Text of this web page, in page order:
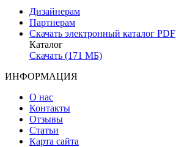
Дизайнерам
Партнерам
Скачать электронный каталог PDF
Каталог
Скачать (171 МБ)
ИНФОРМАЦИЯ
О нас
Контакты
Отзывы
Статьи
Карта сайта